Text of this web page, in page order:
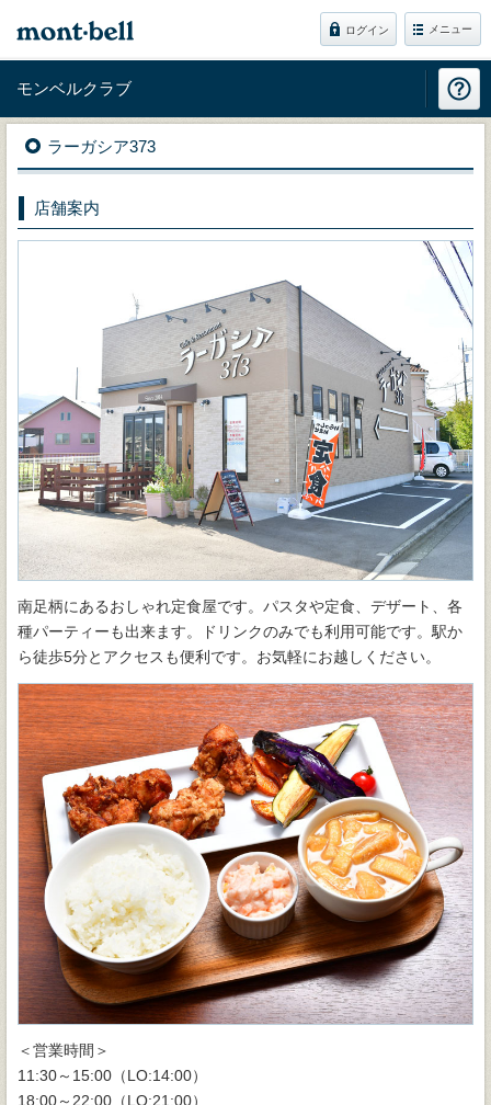
ログイン メニュー
モンベルクラブ
ラーガシア373
店舗案内
南足柄にあるおしゃれ定食屋です。パスタや定食、デザート、各
種パーティーも出来ます。ドリンクのみでも利用可能です。駅か
ら徒歩5分とアクセスも便利です。お気軽にお越しください。
＜営業時間＞
11:30～15:00（LO:14:00）
18:00～22:00（LO:21:00）